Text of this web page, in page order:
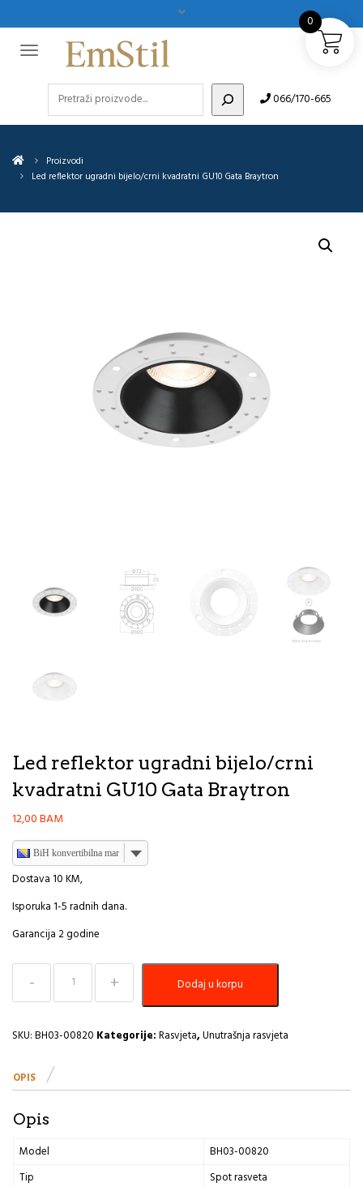
066/170-665
Proizvodi
Led reflektor ugradni bijelo/crni kvadratni GU10 Gata Braytron
Led reflektor ugradni bijelo/crni
kvadratni GU10 Gata Braytron
12,00BAM
BiH konvertibilna marka
Dostava 10 KM,
Isporuka 1-5 radnih dana.
Garancija 2 godine
Led
reflektor
ugradni
kvadratni
Gata
količina
Dodaj u korpu
SKU:BH03-00820 Kategorije:Rasvjeta,Unutrašnja rasvjeta
OPIS
Opis
Model
BH03-00820
Tip
Spot rasveta
0